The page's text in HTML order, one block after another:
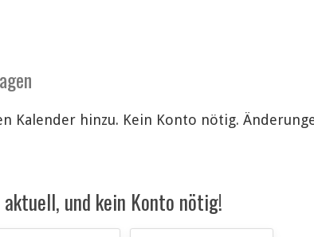
Kalender hinzu. Kein Konto nötig.
und kein Konto nötig!